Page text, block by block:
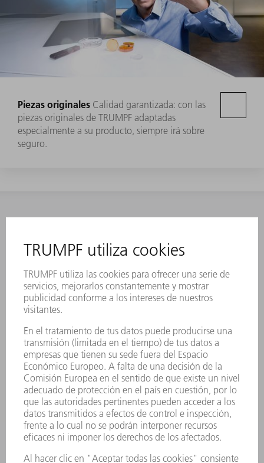
Piezas originales Calidad garantizada: con las
piezas originales de TRUMPF adaptadas
especialmente a su producto, siempre irá sobre
seguro.
CONVOCATORIAS
DE TRUMPF
SERVICIOS ONLINE
CONTACTO
SEDES
EVENTOS Y CONVOCATORIAS
REGISTRO PARA EL BOLETÍN INFORMATIVO
FICHAS TÉCNICAS DE SEGURIDAD
PRODUCTOS
MÁQUINAS Y SISTEMAS
LÁSER
ELECTRÓNICA DE POTENCIA